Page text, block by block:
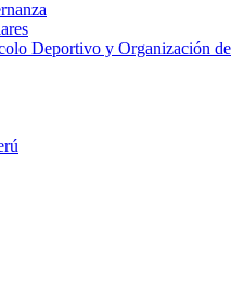
Deportivo y Organización de